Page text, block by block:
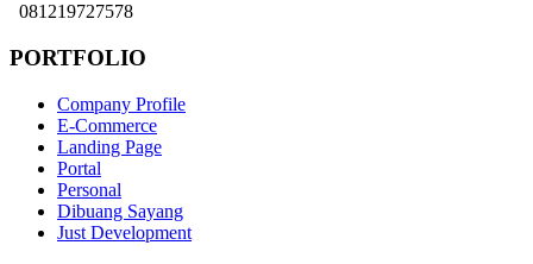
081219727578
PORTFOLIO
Company Profile
E-Commerce
Landing Page
Portal
Personal
Dibuang Sayang
Just Development